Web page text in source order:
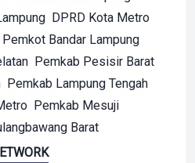
DPRD Kota Metro
Pemkot Bandar Lampung
Pemkab Pesisir Barat
Pemkab Lampung Tengah
Pemkab Mesuji
Barat